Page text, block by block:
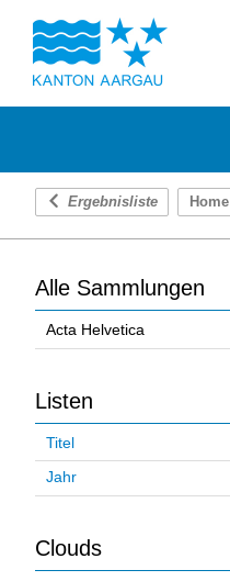
Ergebnisliste Home
Alle Sammlungen
Acta Helvetica
Listen
Titel
Jahr
Clouds